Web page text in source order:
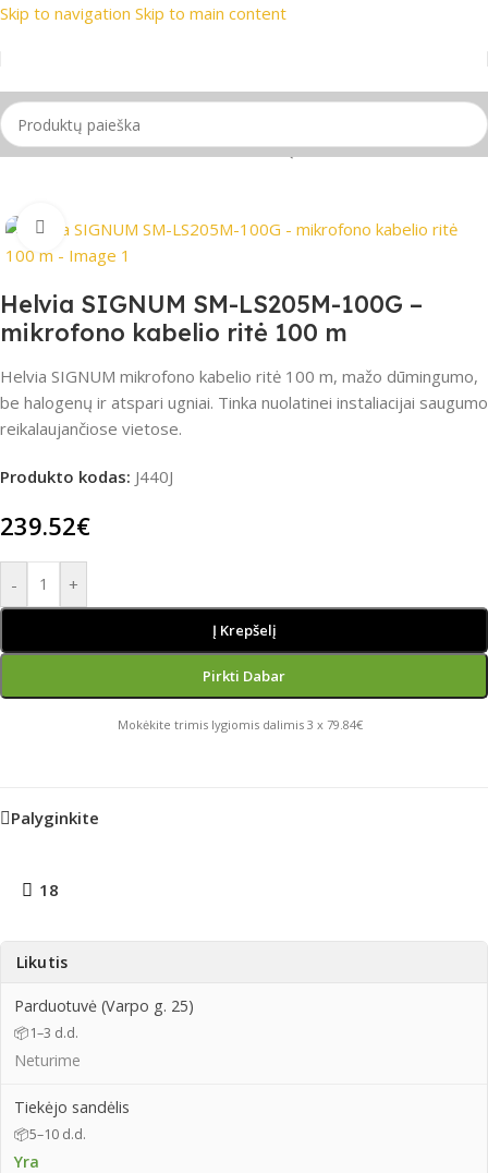
Skip to navigation Skip to main content
📦 Nemokamas
Pradžia/PRO Audio/Audio laidai/Kabelių ritės
Spustelėkite, jei norite padidinti
Helvia SIGNUM SM-LS205M-100G –
mikrofono kabelio ritė 100 m
Helvia SIGNUM mikrofono kabelio ritė 100 m, mažo dūmingumo,
be halogenų ir atspari ugniai. Tinka nuolatinei instaliacijai saugumo
reikalaujančiose vietose.
Produkto kodas: J440J
239.52€
- +
Į Krepšelį
Pirkti Dabar
Mokėkite trimis lygiomis dalimis 3 x 79.84€
Palyginkite
18
Likutis
Parduotuvė (Varpo g. 25)
📦1–3 d.d.
Neturime
Tiekėjo sandėlis
📦5–10 d.d.
Yra